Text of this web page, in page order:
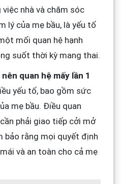
nhà và chăm sóc
lý của mẹ bầu, là yếu tố
mối quan hệ hạnh
suốt thời kỳ mang thai.
quan hệ mấy lần 1
yếu tố, bao gồm sức
mẹ bầu. Điều quan
phải giao tiếp cởi mở
bảo rằng mọi quyết định
và an toàn cho cả mẹ